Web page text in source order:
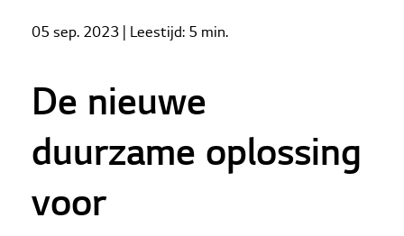
Therma V Propaan warmtepomp: De nieuwe
05 sep. 2023 | Leestijd: 5 min.
De nieuwe
duurzame oplossing
voor